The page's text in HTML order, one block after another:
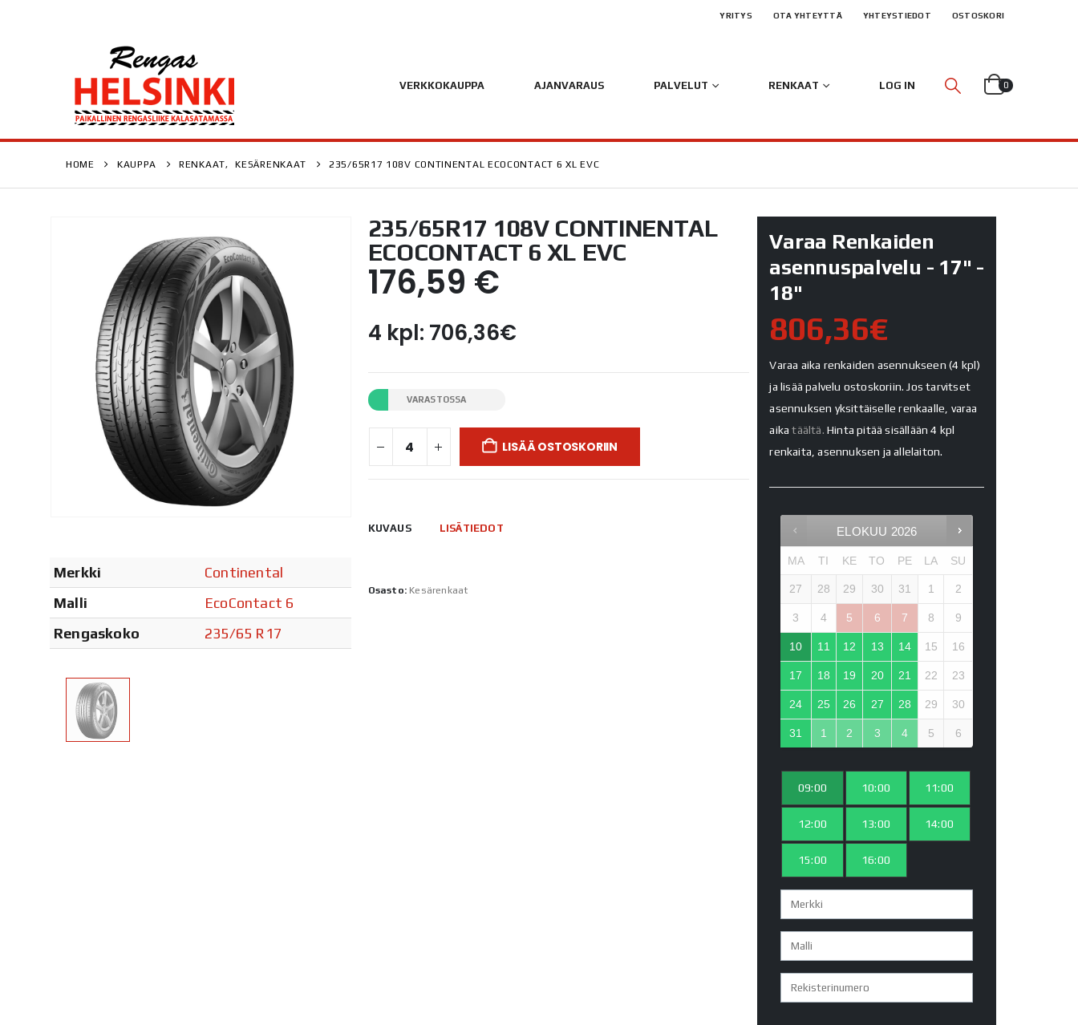
YRITYS OTA YHTEYTTÄ YHTEYSTIEDOT OSTOSKORI
VERKKOKAUPPA AJANVARAUS PALVELUT RENKAAT LOG IN 0
HOME KAUPPA RENKAAT, KESÄRENKAAT 235/65R17 108V CONTINENTAL ECOCONTACT 6 XL EVC
Merkki
Continental
Malli
EcoContact 6
Rengaskoko
235/65 R17
235/65R17 108V CONTINENTAL
ECOCONTACT 6 XL EVC
176,59 €
4 kpl: 706,36€
VARASTOSSA
LISÄÄ OSTOSKORIIN
KUVAUS LISÄTIEDOT
Osasto: Kesärenkaat
Varaa Renkaiden
asennuspalvelu - 17" -
18"
806,36€
Varaa aika renkaiden asennukseen (4 kpl)
ja lisää palvelu ostoskoriin. Jos tarvitset
asennuksen yksittäiselle renkaalle, varaa
aikatäältä. Hinta pitää sisällään 4 kpl
renkaita, asennuksen ja allelaiton.
ELOKUU 2026
MA TI KE TO PE LA SU
27 28 29 30 31 1 2
3 4 5 6 7 8 9
10 11 12 13 14 15 16
17 18 19 20 21 22 23
24 25 26 27 28 29 30
31 1 2 3 4 5 6
09:00 10:00 11:00
12:00 13:00 14:00
15:00 16:00